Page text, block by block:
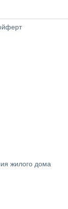
жилого дома